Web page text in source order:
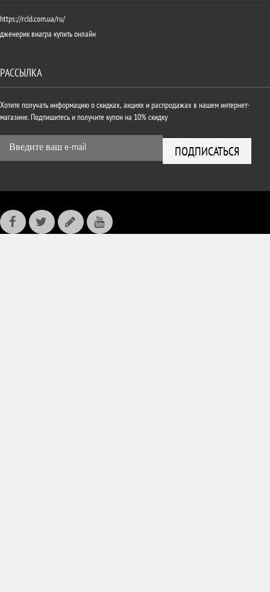
https://rcld.com.ua/ru/
дженерик виагра купить онлайн
РАССЫЛКА
Хотите получать информацию о скидках, акциях и распродажах в нашем интернет-
магазине. Подпишитесь и получите купон на 10% скидку
ПОДПИСАТЬСЯ